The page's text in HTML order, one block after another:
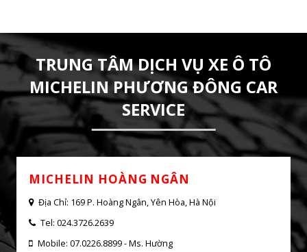
TRUNG TÂM DỊCH VỤ XE Ô TÔ
MICHELIN PHƯƠNG ĐÔNG CAR
SERVICE